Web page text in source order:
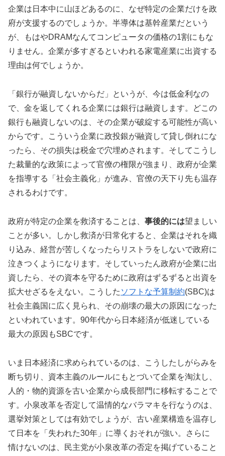
企業は日本中に山ほどあるのに、なぜ特定の企業だけを政
府が支援するのでしょうか。半導体は基幹産業だという
が、もはやDRAMなんてコンピュータの価格の1割にもな
りません。企業が多すぎるといわれる家電産業に出資する
理由は何でしょうか。
「銀行が融資しないからだ」というが、今は低金利なの
で、金を返してくれる企業には銀行は融資します。どこの
銀行も融資しないのは、その企業が破綻する可能性が高い
からです。こういう企業に政投銀が融資して貸し倒れにな
ったら、その損失は税金で穴埋めされます。そしてこうし
た裁量的な政策によって官僚の権限が強まり、政府が企業
を指導する「社会主義化」が進み、官僚の天下り先も温存
されるわけです。
政府が特定の企業を救済することは、 事後的には望ましい
ことが多い。しかし救済が日常化すると、企業はそれを織
り込み、経営が苦しくなったらリストラをしないで政府に
泣きつくようになります。そしていったん政府が企業に出
資したら、その資本を守るために政府はずるずると出資を
拡大せざるをえない。こうした ソフトな予算制約(SBC)は
社会主義国に広く見られ、その崩壊の最大の原因になった
といわれています。90年代から日本経済が低迷している
最大の原因もSBCです。
いま日本経済に求められているのは、こうしたしがらみを
断ち切り、資本主義のルールにもとづいて企業を淘汰し、
人的・物的資源を古い企業から成長部門に移転することで
す。小泉改革を否定して温情的なバラマキを行なうのは、
選挙対策としては有効でしょうが、古い産業構造を温存し
て日本を「失われた30年」に導くおそれが強い。さらに
情けないのは、民主党が小泉改革の否定を掲げていること